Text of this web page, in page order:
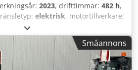
2023, drifttimmar: 482 h,
elektrisk, motortillverkare:
, Bobcat D30NXS dieseltruck,
drifttimmar: endast 482 h!,
3 000 kg, gaffellängd: 1 200 mm,
hydraulisk sideshift,
vikt: 4 901 kg, mycket gott skick!,
Småannons